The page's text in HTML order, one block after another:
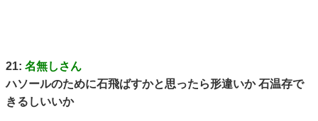
21: 名無しさん
ハソールのために石飛ばすかと思ったら形違いか 石温存で
きるしいいか